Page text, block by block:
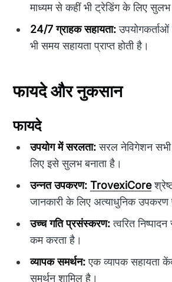
माध्यम से कहीं भी ट्रेडिंग के लिए
24/7 ग्राहक सहायता:
भी समय सहायता प्राप्त होती है।
फायदे और नुकसान
फायदे
उपयोग में सरलता:सरल नेविगेशन सभी
लिए इसे सुलभ बनाता है।
उन्नत उपकरण: TrovexiCore
जानकारी के लिए अत्याधुनिक उपकरण
उच्च गति प्रसंस्करण:त्वरित
कम करता है।
व्यापक समर्थन:एक व्यापक सहायता
समर्थन शामिल है।